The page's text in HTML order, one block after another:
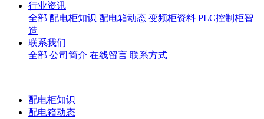
行业资讯
全部 配电柜知识 配电箱动态 变频柜资料 PLC控制柜智
造
联系我们
全部 公司简介 在线留言 联系方式
配电柜知识
配电箱动态